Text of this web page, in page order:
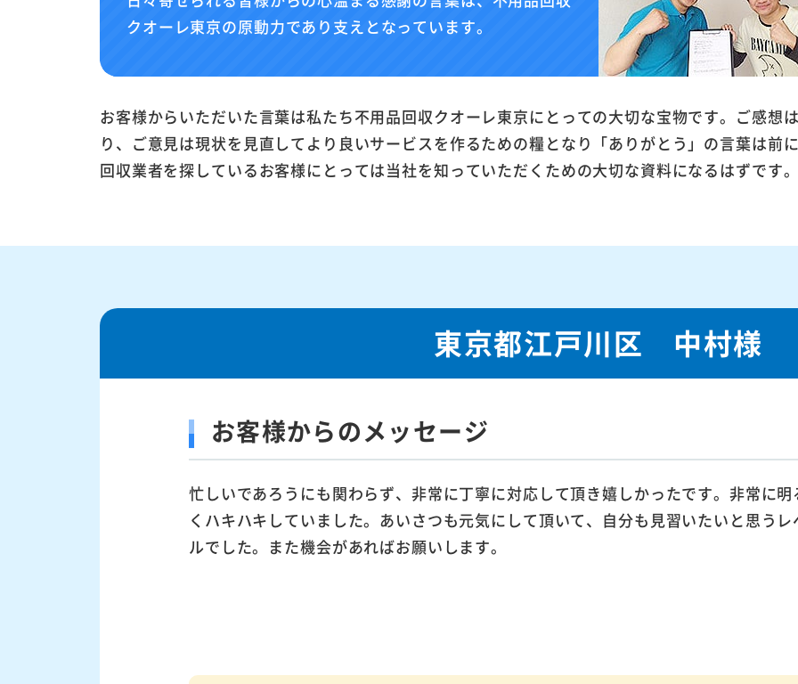
クオーレ東京の原動力であり支えとなっています。
お客様からいただいた言葉は私たち不用品回収クオーレ東京にとっての大切な宝物です。ご感想
り、ご意見は現状を見直してより良いサービスを作るための糧となり「ありがとう」の言葉は前
回収業者を探しているお客様にとっては当社を知っていただくための大切な資料になるはずです
東京都江戸川区 中村様
お客様からのメッセージ
忙しいであろうにも関わらず、非常に丁寧に対応して頂き嬉しかったです。非常に明
くハキハキしていました。あいさつも元気にして頂いて、自分も見習いたいと思うレ
ルでした。また機会があればお願いします。